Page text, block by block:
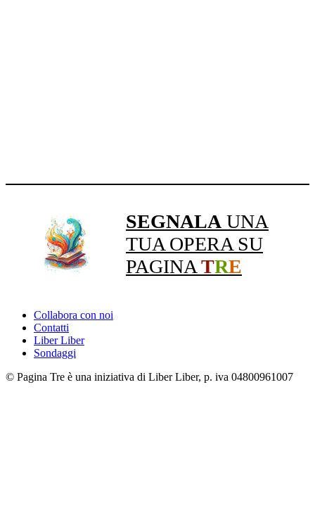
SEGNALAUNA
TUA OPERA SU
PAGINATRE
Collabora con noi
Contatti
Liber Liber
Sondaggi
© Pagina Tre è una iniziativa di Liber Liber, p. iva 04800961007